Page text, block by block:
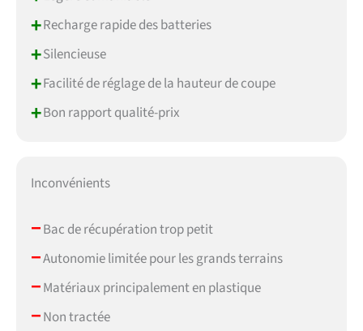
+Recharge rapide des batteries
+Silencieuse
+Facilité de réglage de la hauteur de coupe
+Bon rapport qualité-prix
Inconvénients
–Bac de récupération trop petit
–Autonomie limitée pour les grands terrains
–Matériaux principalement en plastique
–Non tractée